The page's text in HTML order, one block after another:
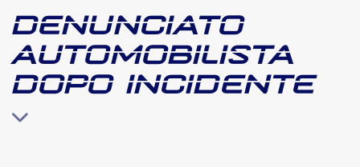
DENUNCIATO
AUTOMOBILISTA
DOPO INCIDENTE